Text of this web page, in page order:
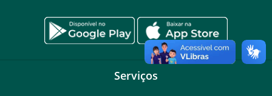
Serviços